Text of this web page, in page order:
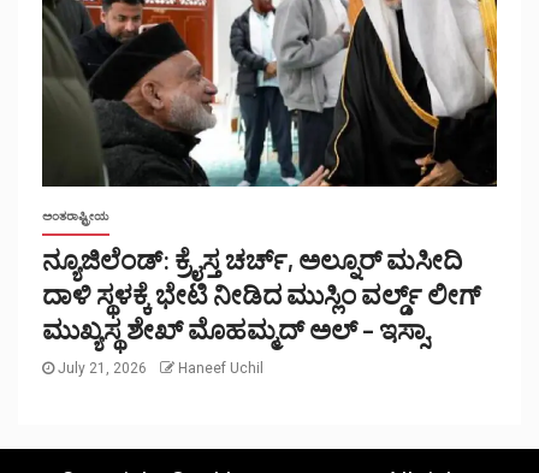
ಅಂತರಾಷ್ಟ್ರೀಯ
ನ್ಯೂಜಿಲೆಂಡ್: ಕ್ರೈಸ್ತ ಚರ್ಚ್, ಅಲ್ನೂರ್ ಮಸೀದಿ
ದಾಳಿ ಸ್ಥಳಕ್ಕೆ ಭೇಟಿ ನೀಡಿದ ಮುಸ್ಲಿಂ ವರ್ಲ್ಡ್ ಲೀಗ್
ಮುಖ್ಯಸ್ಥ ಶೇಖ್ ಮೊಹಮ್ಮದ್ ಅಲ್ – ಇಸ್ಸಾ.
July 21, 2026 Haneef Uchil